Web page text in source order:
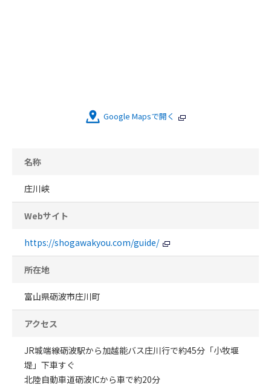
Google Mapsで開く
名称
庄川峡
Webサイト
https://shogawakyou.com/guide/
所在地
富山県砺波市庄川町
アクセス
JR城端線砺波駅から加越能バス庄川行で約45分「小牧堰
堤」下車すぐ
北陸自動車道砺波ICから車で約20分